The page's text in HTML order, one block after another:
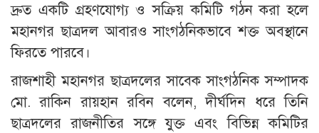
দ্রুত একটি গ্রহণযোগ্য ও সক্রিয় কমিটি গঠন করা হলে
মহানগর ছাত্রদল আবারও সাংগঠনিকভাবে শক্ত অবস্থানে
ফিরতে পারবে।
রাজশাহী মহানগর ছাত্রদলের সাবেক সাংগঠনিক সম্পাদক
মো. রাকিন রায়হান রবিন বলেন, দীর্ঘদিন ধরে তিনি
ছাত্রদলের রাজনীতির সঙ্গে যুক্ত এবং বিভিন্ন কমিটির